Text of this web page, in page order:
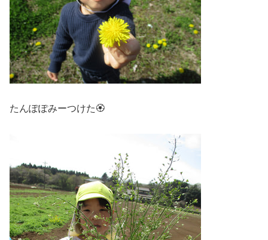
たんぽぽみーつけた🏵